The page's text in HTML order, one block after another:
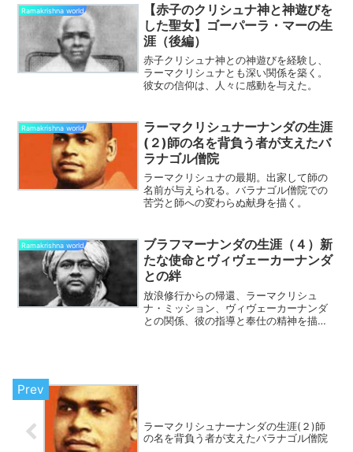
Ramakrishna world
【赤子のクリシュナ神と神遊びを
した聖女】ゴーパーラ・マーの生
涯（後編）
赤子クリシュナ神との神遊びを経験し、
ラーマクリシュナとも深い関係を築く。
彼女の信仰は、人々に感動を与えた。
Ramakrishna world
ラーマクリシュナーナンダの生涯
(２)師の名を背負う者が支えたバ
ラナゴル僧院
ラーマクリシュナの最期。出家して師の
名前が与えられる。バラナゴル僧院での
苦労と師への変わらぬ献身を描く。
Ramakrishna world
ブラフマーナンダの生涯（４）新
たな使命とヴィヴェーカーナンダ
との絆
放浪修行からの帰還、ラーマクリシュ
ナ・ミッション、ヴィヴェーカーナンダ
との関係、彼の指導と奉仕の精神を描
ラーマクリシュナーナンダの生涯(２)師
の名を背負う者が支えたバラナゴル僧院